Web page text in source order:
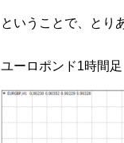
ということで、とり
ユーロポンド1時間足